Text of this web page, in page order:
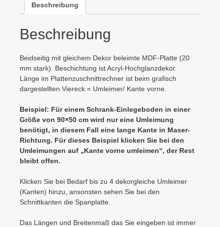
Beschreibung
Beschreibung
Beidseitig mit gleichem Dekor beleimte MDF-Platte (20
mm stark). Beschichtung ist Acryl-Hochglanzdekor.
Länge im Plattenzuschnittrechner ist beim grafisch
dargestellten Viereck = Umleimer/ Kante vorne.
Beispiel: Für einem Schrank-Einlegeboden in einer
Größe von 90×50 cm wird nur eine Umleimung
benötigt, in diesem Fall eine lange Kante in Maser-
Richtung. Für dieses Beispiel klicken Sie bei den
Umleimungen auf „Kante vorne umleimen“, der Rest
bleibt offen.
Klicken Sie bei Bedarf bis zu 4 dekorgleiche Umleimer
(Kanten) hinzu, ansonsten sehen Sie bei den
Schnittkanten die Spanplatte.
Das Längen und Breitenmaß das Sie eingeben ist immer